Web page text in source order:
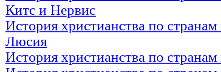
Китс и Нервис
История христианства по
Люсия
История христианства по